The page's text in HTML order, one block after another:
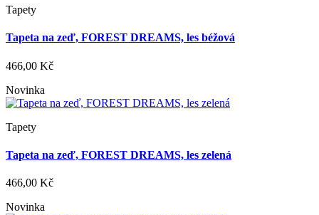
Tapety
Tapeta na zeď, FOREST DREAMS, les béžová
466,00 Kč
Novinka
Tapety
Tapeta na zeď, FOREST DREAMS, les zelená
466,00 Kč
Novinka